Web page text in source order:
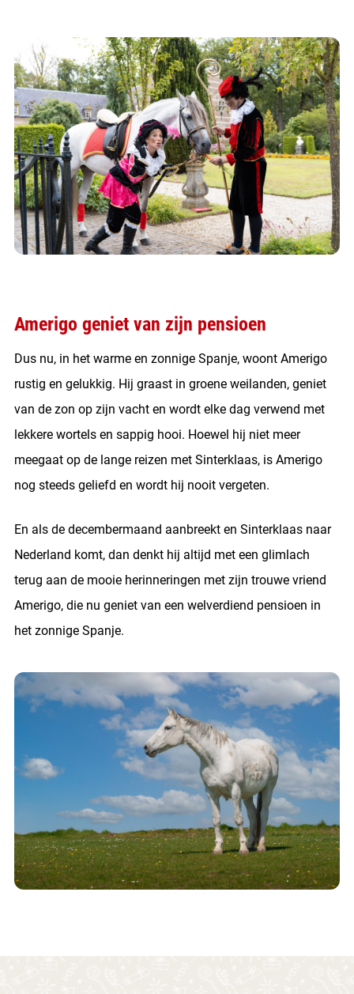
Amerigo geniet van zijn pensioen
Dus nu, in het warme en zonnige Spanje, woont Amerigo
rustig en gelukkig. Hij graast in groene weilanden, geniet
van de zon op zijn vacht en wordt elke dag verwend met
lekkere wortels en sappig hooi. Hoewel hij niet meer
meegaat op de lange reizen met Sinterklaas, is Amerigo
nog steeds geliefd en wordt hij nooit vergeten.
En als de decembermaand aanbreekt en Sinterklaas naar
Nederland komt, dan denkt hij altijd met een glimlach
terug aan de mooie herinneringen met zijn trouwe vriend
Amerigo, die nu geniet van een welverdiend pensioen in
het zonnige Spanje.